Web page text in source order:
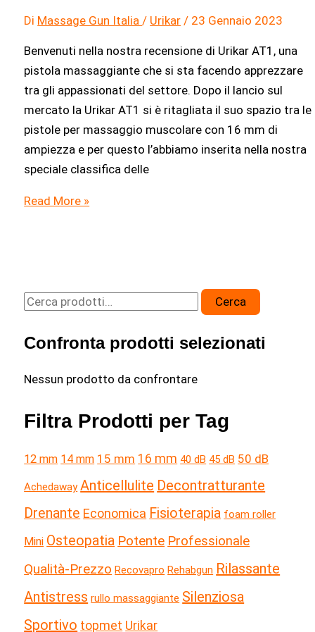
Di Massage Gun Italia/ Urikar / 23 Gennaio 2023
Benvenuti nella nostra recensione di Urikar AT1, una
pistola massaggiante che si sta facendo apprezzare
tra gli appassionati del settore. Dopo il lancio sul
mercato la Urikar AT1 si è ritagliata il suo spazio tra le
pistole per massaggio muscolare con 16 mm di
ampiezza e per questo l’abbiamo inserita nella nostra
speciale classifica delle
Urikar
massaggiante
e
ma
anche
Read More »
C
r
c
Cerca
Confronta prodotti selezionati
Nessun prodotto da confrontare
Filtra Prodotti per Tag
12 mm 14 mm 15 mm 16 mm 40 dB 45 dB 50 dB
Achedaway Anticellulite Decontratturante
Drenante Economica Fisioterapia foam roller
Mini Osteopatia Potente Professionale
Qualità-Prezzo Recovapro Rehabgun Rilassante
Antistress rullo massaggiante Silenziosa
Sportivo topmet Urikar